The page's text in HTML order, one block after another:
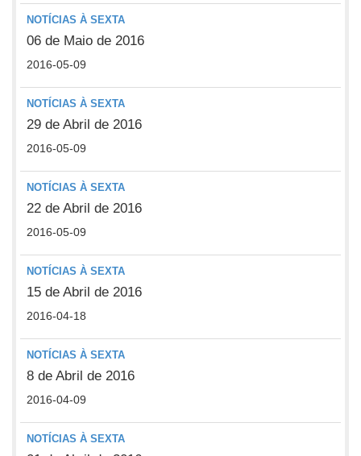
NOTÍCIAS À SEXTA
06 de Maio de 2016
2016-05-09
NOTÍCIAS À SEXTA
29 de Abril de 2016
2016-05-09
NOTÍCIAS À SEXTA
22 de Abril de 2016
2016-05-09
NOTÍCIAS À SEXTA
15 de Abril de 2016
2016-04-18
NOTÍCIAS À SEXTA
8 de Abril de 2016
2016-04-09
NOTÍCIAS À SEXTA